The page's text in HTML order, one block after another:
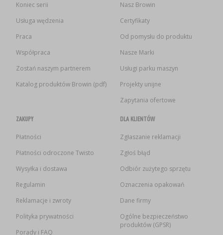
Koniec serii
Usługa wędzenia
Praca
Współpraca
Zostań naszym partnerem
Katalog produktów Browin (pdf)
Nasz Browin
Certyfikaty
Od pomysłu do produktu
Nasze Marki
Usługi parku maszyn
Projekty unijne
Zapytania ofertowe
ZAKUPY
Płatności
Płatności odroczone Twisto
Wysyłka i dostawa
Regulamin
Reklamacje i zwroty
Polityka prywatności
Porady i FAQ
DLA KLIENTÓW
Zgłaszanie reklamacji
Zgłoś błąd
Odbiór zużytego sprzętu
Oznaczenia opakowań
Dane firmy
Ogólne bezpieczeństwo
produktów (GPSR)